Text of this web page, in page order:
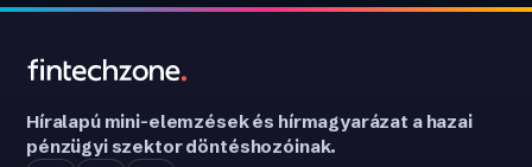
Híralapú mini-elemzések és hírmagyarázat a hazai
pénzügyi szektor döntéshozóinak.